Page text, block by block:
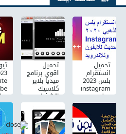
تحميل
انستقرام
بلس 2023
instagram
plus
للاندرويد
والايفون
اخر تحديث
تحميل
اقوي برنامج
ميديا بلاير
كلاسيك
لتشغيل
جميع صيغ
الفيديو
2024 كامل
مجانا